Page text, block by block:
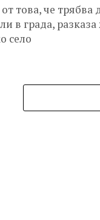
това, че трябва
в града,
село